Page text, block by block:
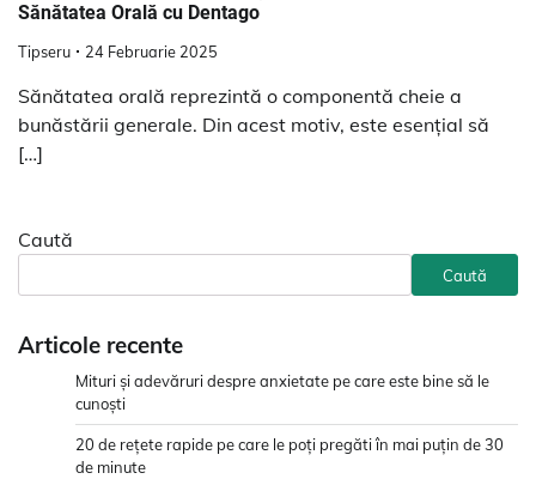
Sănătatea Orală cu Dentago
Tipseru 24 Februarie 2025
Sănătatea orală reprezintă o componentă cheie a
bunăstării generale. Din acest motiv, este esențial să
[…]
Caută
Caută
Articole recente
Mituri și adevăruri despre anxietate pe care este bine să le
cunoști
20 de rețete rapide pe care le poți pregăti în mai puțin de 30
de minute